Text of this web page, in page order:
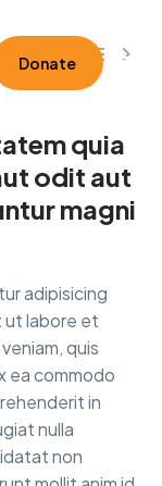
Donate
0   
quia
odit aut
magni
adipisicing
ut labore et
quis
ea commodo
in
nulla
non